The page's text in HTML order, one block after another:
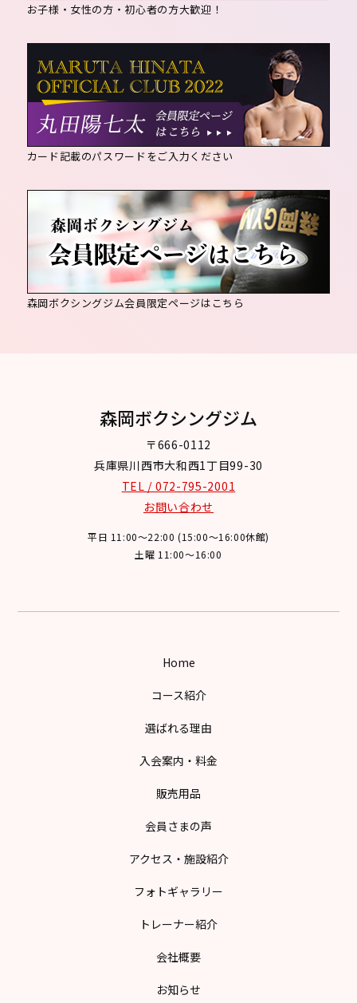
お子様・女性の方・初心者の方大歓迎！
カード記載のパスワードをご入力ください
森岡ボクシングジム会員限定ページはこちら
森岡ボクシングジム
〒666-0112
兵庫県川西市大和西1丁目99-30
TEL / 072-795-2001
お問い合わせ
平日 11:00～22:00 (15:00～16:00休館)
土曜 11:00～16:00
Home
コース紹介
選ばれる理由
入会案内・料金
販売用品
会員さまの声
アクセス・施設紹介
フォトギャラリー
トレーナー紹介
会社概要
お知らせ